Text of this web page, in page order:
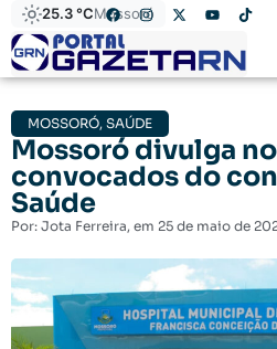
25.3 °CMossoró
MOSSORÓ, SAÚDE
Mossoró divulga
convocados do
Saúde
Por: Jota Ferreira, em 25 de maio de